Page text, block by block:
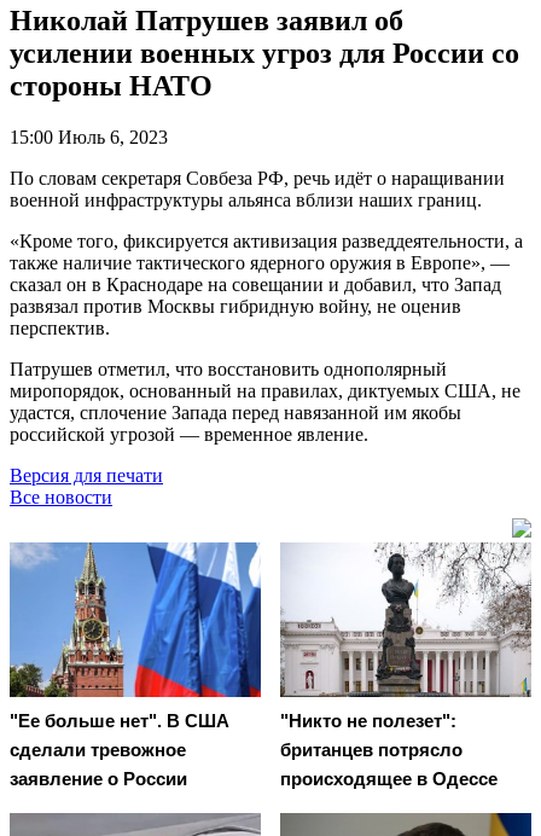
Николай Патрушев заявил об
усилении военных угроз для России со
стороны НАТО
15:00 Июль 6, 2023
По словам секретаря Совбеза РФ, речь идёт о наращивании
военной инфраструктуры альянса вблизи наших границ.
«Кроме того, фиксируется активизация разведдеятельности, а
также наличие тактического ядерного оружия в Европе», —
сказал он в Краснодаре на совещании и добавил, что Запад
развязал против Москвы гибридную войну, не оценив
перспектив.
Патрушев отметил, что восстановить однополярный
миропорядок, основанный на правилах, диктуемых США, не
удастся, сплочение Запада перед навязанной им якобы
российской угрозой — временное явление.
Версия для печати
Все новости
"Ее больше нет". В США
сделали тревожное
заявление о России
"Никто не полезет":
британцев потрясло
происходящее в Одессе